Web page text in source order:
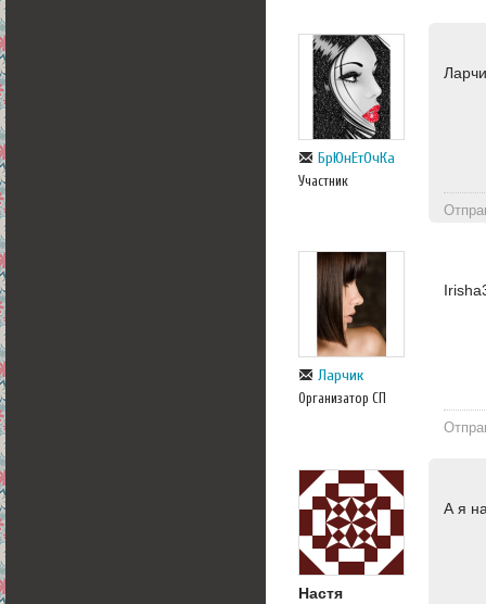
БрЮнЕтОчКа
Участник
Ларчик
Организатор СП
Настя
А я